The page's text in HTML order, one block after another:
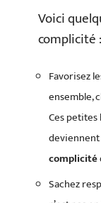
Voici
complicité :
Favorisez
ensemble,
Ces
complicité
Sachez